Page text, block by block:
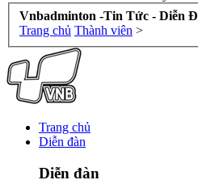
Vnbadminton -Tin Tức - Diễn
Trang chủ Thành viên >
Trang chủ
Diễn đàn
Diễn đàn